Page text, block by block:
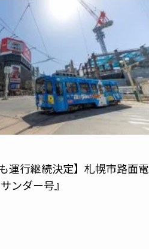
運行継続決定】札幌市路面電
ンダー号』